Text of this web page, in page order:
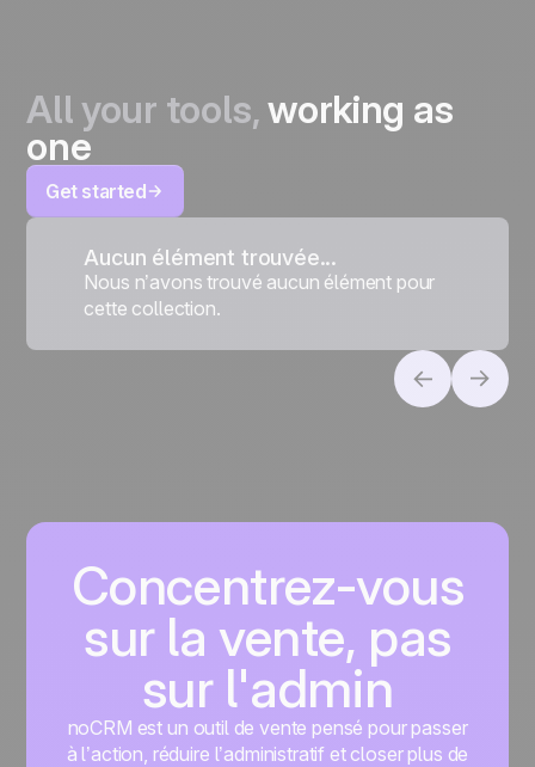
All your tools,working as
one
Get started
Aucun élément trouvée...
Nous n’avons trouvé aucun élément pour
cette collection.
Concentrez-vous
sur la vente, pas
sur l'admin
noCRM est un outil de vente pensé pour passer
à l’action, réduire l’administratif et closer plus de